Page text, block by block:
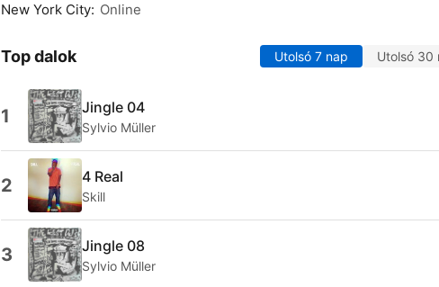
New York City: Online
Top dalok Utolsó 7 nap Utolsó 30
1 Jingle 04
Sylvio Müller
2 4 Real
Skill
3 Jingle 08
Sylvio Müller